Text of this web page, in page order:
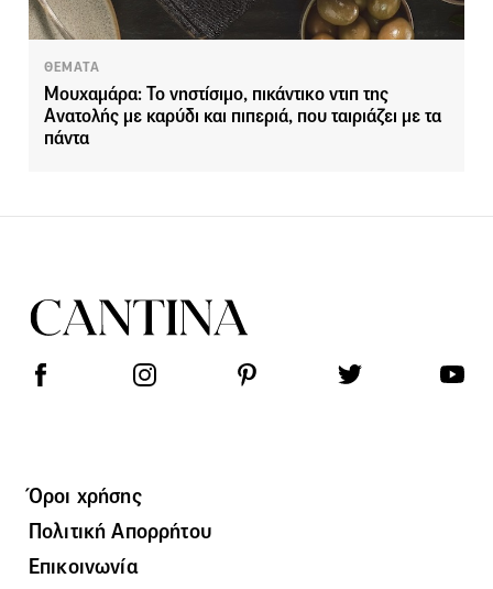
ΘΕΜΑΤΑ
Μουχαμάρα: Το νηστίσιμο, πικάντικο ντιπ της
Ανατολής με καρύδι και πιπεριά, που ταιριάζει με τα
πάντα
Όροι χρήσης
Πολιτική Απορρήτου
Επικοινωνία